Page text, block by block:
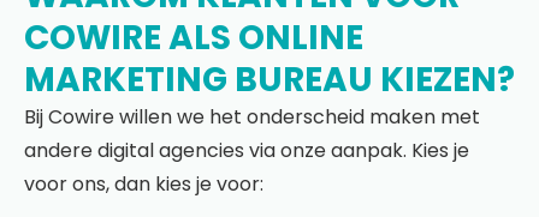
COWIRE ALS ONLINE
MARKETING BUREAU KIEZEN?
Bij Cowire willen we het onderscheid maken met
andere digital agencies via onze aanpak. Kies je
voor ons, dan kies je voor: